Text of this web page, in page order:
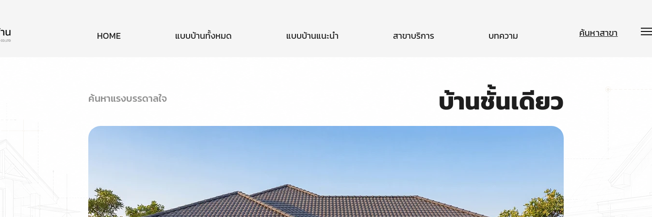
HOME แบบบ้านทั้งหมด แบบบ้านแนะนำ สาขาบริการ บทความ ค้นหาสาขา
ค้นหาแรงบรรดาลใจ บ้านชั้นเดียว